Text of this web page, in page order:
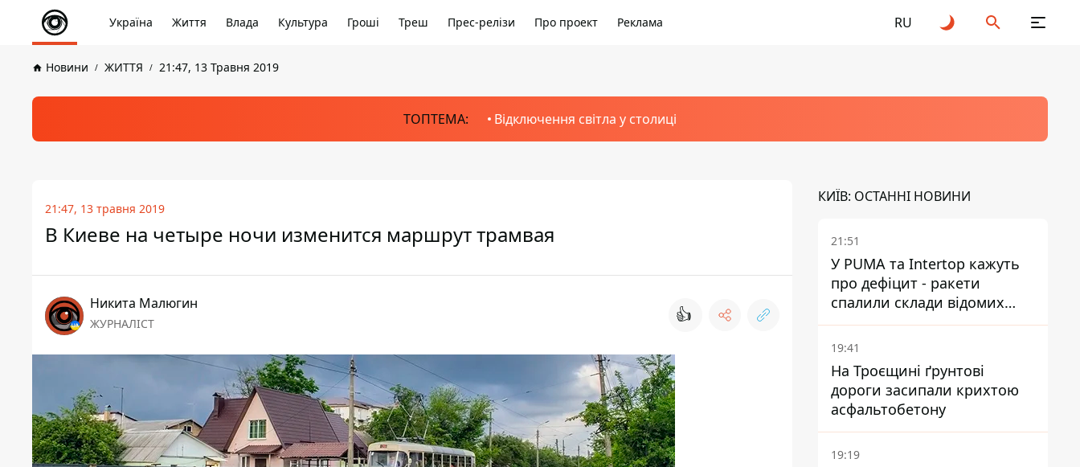
Україна Життя Влада Культура Гроші Треш Прес-релізи Про проект Реклама RU
Новини ЖИТТЯ 21:47, 13 Травня 2019
ТОПТЕМА: Відключення світла у столиці
21:47, 13 травня 2019
В Киеве на четыре ночи изменится маршрут трамвая
Никита Малюгин
ЖУРНАЛІСТ 👍
КИЇВ: ОСТАННІ НОВИНИ
21:51
У PUMA та Intertop кажуть
про дефіцит - ракети
спалили склади відомих
брендів
19:41
На Троєщині ґрунтові
дороги засипали крихтою
асфальтобетону
19:19